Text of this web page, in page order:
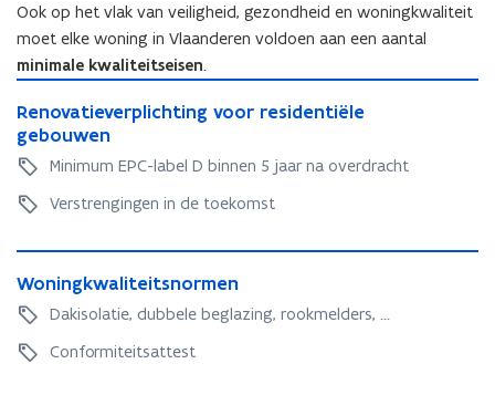
e
v
r
Ook op het vlak van veiligheid, gezondheid en woningkwaliteit
moet elke woning in Vlaanderen voldoen aan een aantal
minimale kwaliteitseisen.
e
n
o
a
i
e
e
r
Renovatieverplichting voor residentiële
gebouwen
R
e
n
o
v
t
i
e
v
e
Minimum EPC-label D binnen 5 jaar na overdracht
Verstrengingen in de toekomst
o
n
n
Woningkwaliteitsnormen
W
o
n
i
Dakisolatie, dubbele beglazing, rookmelders, ...
Conformiteitsattest